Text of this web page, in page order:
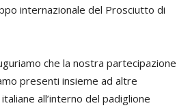
internazionale del Prosciutto di
che la nostra partecipazione
presenti insieme ad altre
all’interno del padiglione